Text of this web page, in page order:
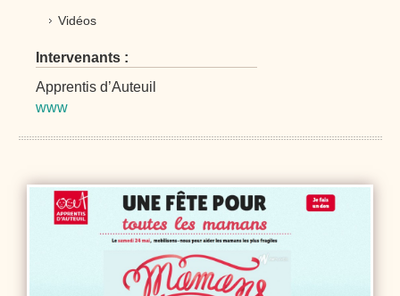
Vidéos
Intervenants :
Apprentis d’Auteuil
www